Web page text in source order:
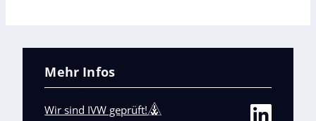
Mehr Infos
Wir sind IVW geprüft!